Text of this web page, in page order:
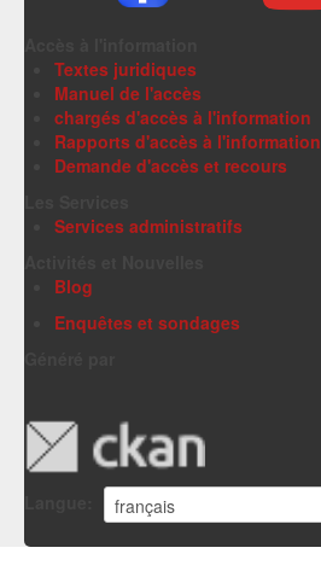
Textes juridiques
Manuel de l'accès
chargés d'accès à l'information
Rapports d'accès à l'information
Demande d'accès et recours
Services administratifs
Blog
Enquêtes et sondages